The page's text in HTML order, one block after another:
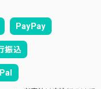
PayPay
振込